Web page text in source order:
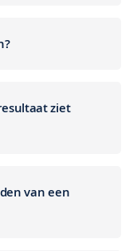
ziet
van een